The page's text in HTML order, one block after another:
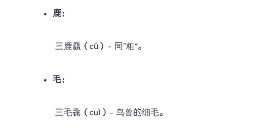
鹿：
三鹿麤（cū）- 同“粗”。
毛：
三毛毳（cuì）- 鸟兽的细毛。